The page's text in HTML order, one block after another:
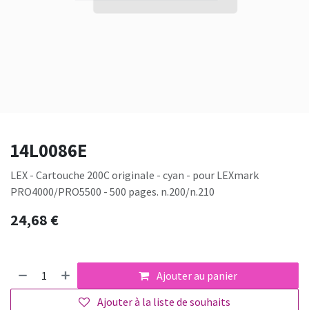
14L0086E
LEX - Cartouche 200C originale - cyan - pour LEXmark
PRO4000/PRO5500 - 500 pages. n.200/n.210
24,68€
Ajouter au panier
Ajouter à la liste de souhaits